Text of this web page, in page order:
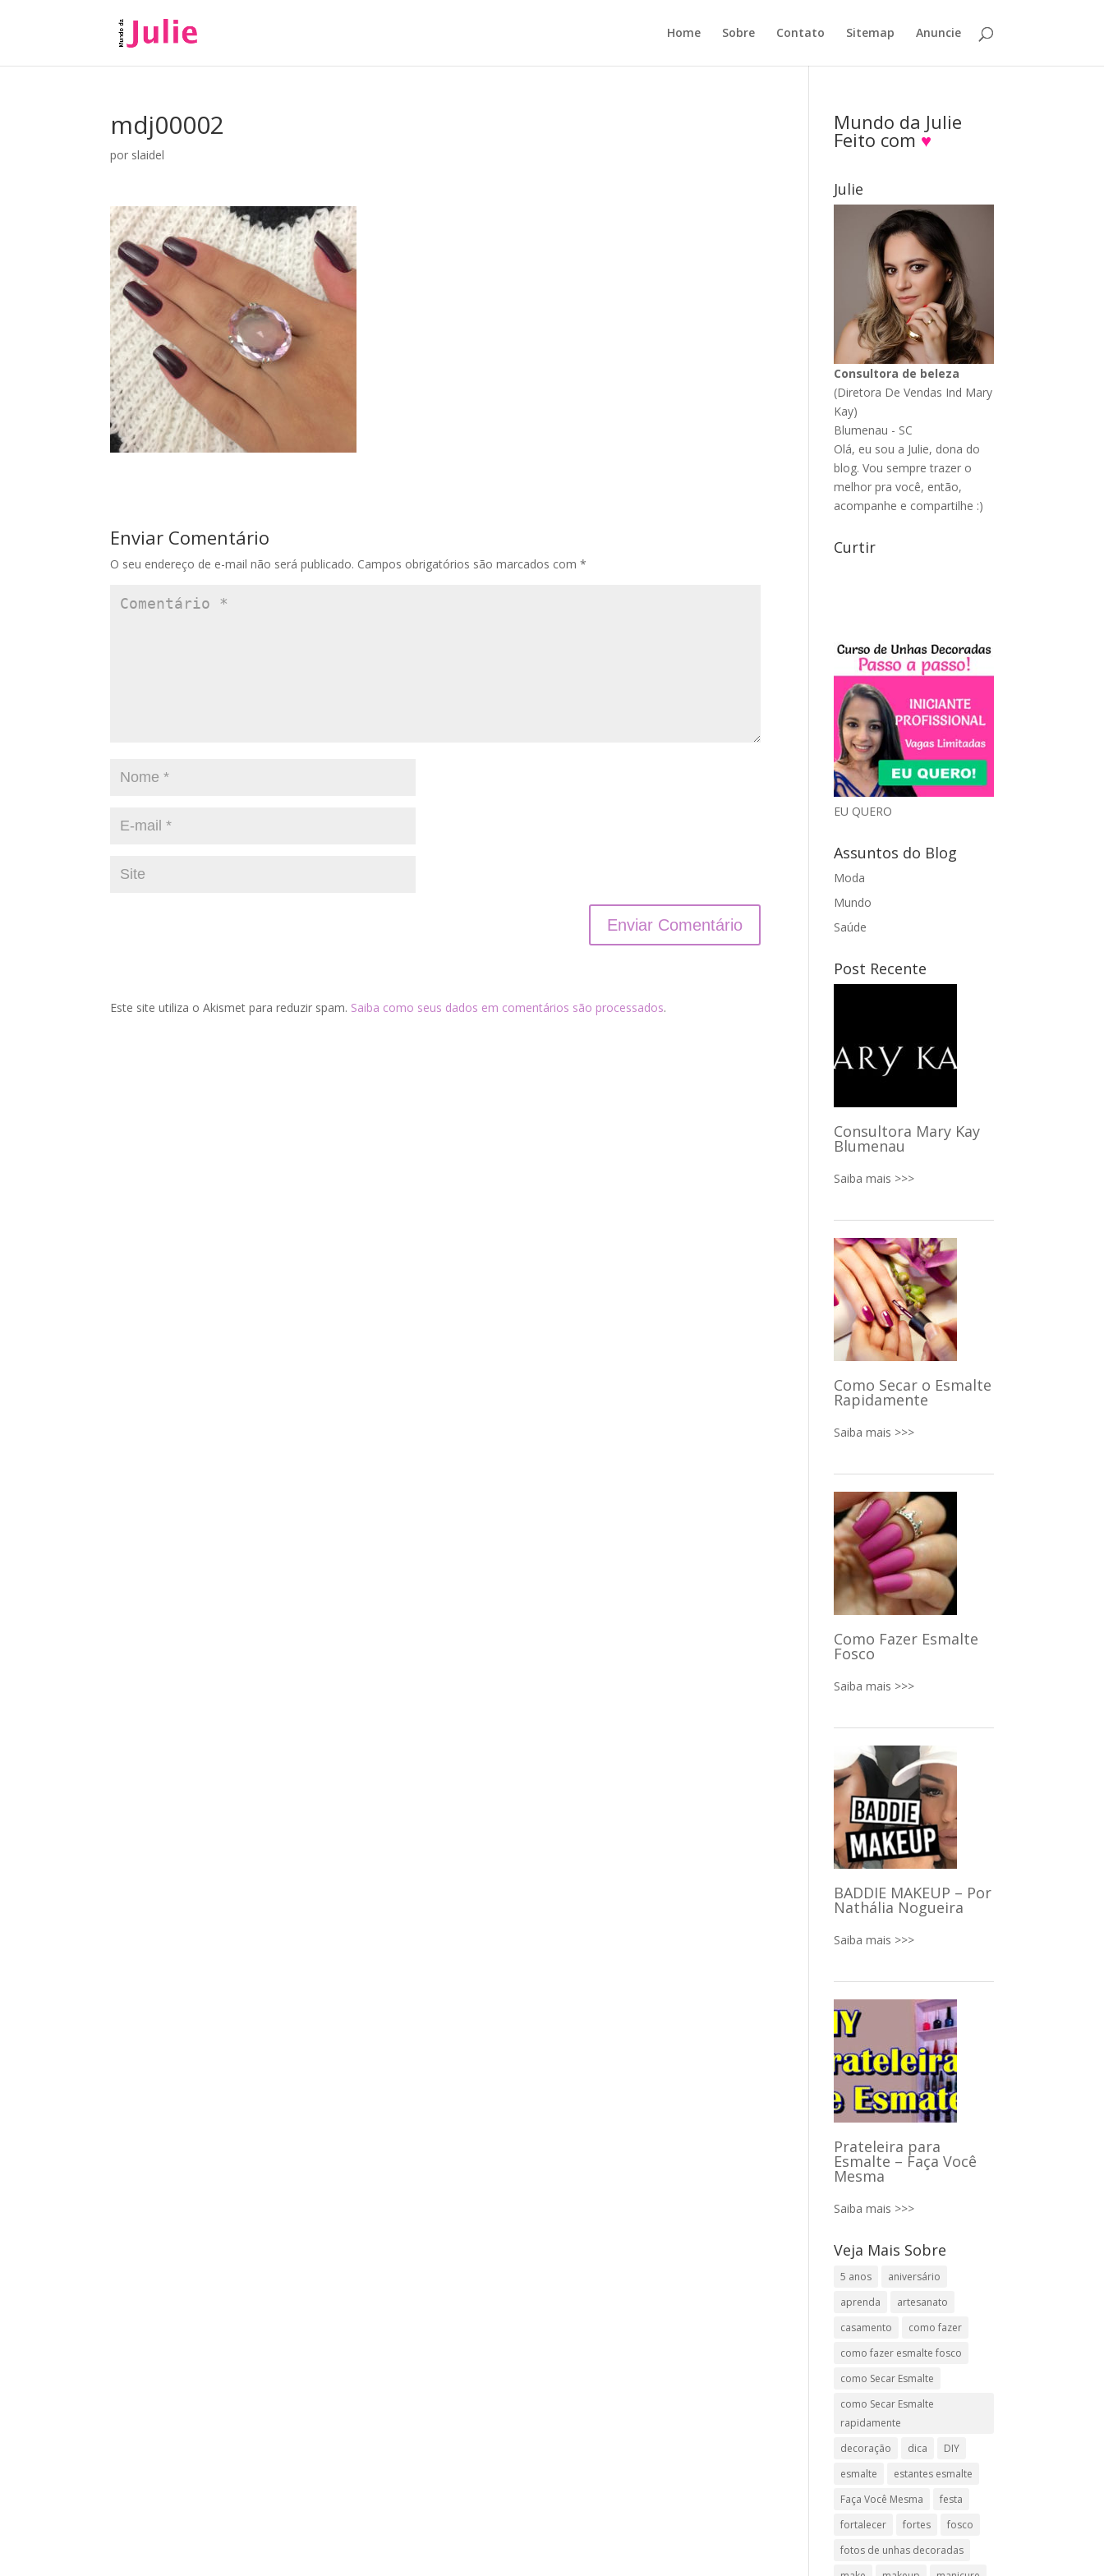
Home Sobre Contato Sitemap Anuncie
mdj00002
por slaidel
Enviar Comentário
O seu endereço de e-mail não será publicado. Campos obrigatórios são marcados com*
Este site utiliza o Akismet para reduzir spam. Saiba como seus dados em comentários são processados.
Mundo da Julie
Feito com ♥
Julie
Consultora de beleza
(Diretora De Vendas Ind Mary
Kay)
Blumenau - SC
Olá, eu sou a Julie, dona do
blog. Vou sempre trazer o
melhor pra você, então,
acompanhe e compartilhe :)
Curtir
EU QUERO
Assuntos do Blog
Moda
Mundo
Saúde
Post Recente
Consultora Mary Kay
Blumenau
Saiba mais >>>
Como Secar o Esmalte
Rapidamente
Saiba mais >>>
Como Fazer Esmalte
Fosco
Saiba mais >>>
BADDIE MAKEUP – Por
Nathália Nogueira
Saiba mais >>>
Prateleira para
Esmalte – Faça Você
Mesma
Saiba mais >>>
Veja Mais Sobre
5 anos
aniversário
aprenda
artesanato
casamento
como fazer
como fazer esmalte fosco
como Secar Esmalte
como Secar Esmalte
rapidamente
decoração
dica
DIY
esmalte
estantes esmalte
Faça Você Mesma
festa
fortalecer
fortes
fosco
fotos de unhas decoradas